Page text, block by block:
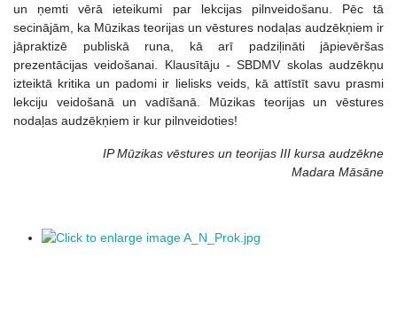
un ņemti vērā ieteikumi par lekcijas pilnveidošanu. Pēc tā
secinājām, ka Mūzikas teorijas un vēstures nodaļas audzēkņiem ir
jāpraktizē publiskā runa, kā arī padziļināti jāpievēršas
prezentācijas veidošanai. Klausītāju - SBDMV skolas audzēkņu
izteiktā kritika un padomi ir lielisks veids, kā attīstīt savu prasmi
lekciju veidošanā un vadīšanā. Mūzikas teorijas un vēstures
nodaļas audzēkņiem ir kur pilnveidoties!
IP Mūzikas vēstures un teorijas III kursa audzēkne
Madara Māsāne